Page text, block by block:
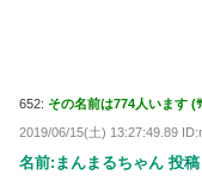
652: その名前は774人います
2019/06/15(土) 13:27:49.89
名前:まんまるちゃん 投